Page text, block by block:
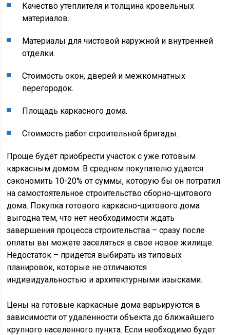
Качество утеплителя и толщина кровельных
материалов.
Материалы для чистовой наружной и внутренней
отделки.
Стоимость окон, дверей и межкомнатных
перегородок.
Площадь каркасного дома.
Стоимость работ строительной бригады.
Проще будет приобрести участок с уже готовым
каркасным домом. В среднем покупателю удается
сэкономить 10-20% от суммы, которую бы он потратил
на самостоятельное строительство сборно-щитового
дома. Покупка готового каркасно-щитового дома
выгодна тем, что нет необходимости ждать
завершения процесса строительства – сразу после
оплаты вы можете заселяться в свое новое жилище.
Недостаток – придется выбирать из типовых
планировок, которые не отличаются
индивидуальностью и архитектурными изысками.
Цены на готовые каркасные дома варьируются в
зависимости от удаленности объекта до ближайшего
крупного населенного пункта. Если необходимо будет